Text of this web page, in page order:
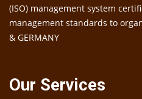
(ISO) management system
management standards to
& GERMANY
Our Services